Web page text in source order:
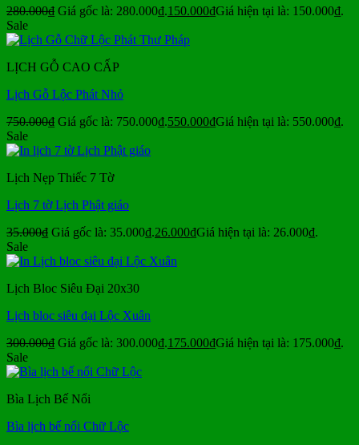
280.000₫ Giá gốc là: 280.000₫.150.000₫Giá hiện tại là: 150.000₫.
Sale
LỊCH GỖ CAO CẤP
Lịch Gỗ Lộc Phát Nhỏ
750.000₫ Giá gốc là: 750.000₫.550.000₫Giá hiện tại là: 550.000₫.
Sale
Lịch Nẹp Thiếc 7 Tờ
Lịch 7 tờ Lịch Phật giáo
35.000₫ Giá gốc là: 35.000₫.26.000₫Giá hiện tại là: 26.000₫.
Sale
Lịch Bloc Siêu Đại 20x30
Lịch bloc siêu đại Lộc Xuân
300.000₫ Giá gốc là: 300.000₫.175.000₫Giá hiện tại là: 175.000₫.
Sale
Bìa Lịch Bế Nổi
Bìa lịch bế nổi Chữ Lộc